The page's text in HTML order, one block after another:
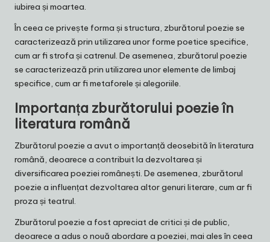
iubirea și moartea.
În ceea ce privește forma și structura, zburătorul poezie se
caracterizează prin utilizarea unor forme poetice specifice,
cum ar fi strofa și catrenul. De asemenea, zburătorul poezie
se caracterizează prin utilizarea unor elemente de limbaj
specifice, cum ar fi metaforele și alegoriile.
Importanța zburătorului poezie în
literatura română
Zburătorul poezie a avut o importanță deosebită în literatura
română, deoarece a contribuit la dezvoltarea și
diversificarea poeziei românești. De asemenea, zburătorul
poezie a influențat dezvoltarea altor genuri literare, cum ar fi
proza și teatrul.
Zburătorul poezie a fost apreciat de critici și de public,
deoarece a adus o nouă abordare a poeziei, mai ales în ceea